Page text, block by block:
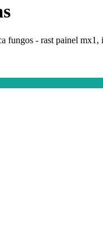
fungos - rast painel